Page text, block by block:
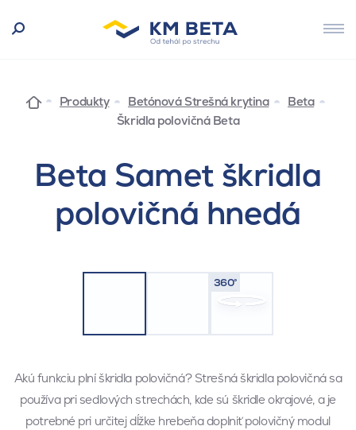
Produkty Betónová Strešná krytina
Beta
Škridla polovičná Beta
Beta Samet škridla
polovičná hnedá
360°
Akú funkciu plní škridla polovičná? Strešná škridla polovičná sa
používa pri sedlových strechách, kde sú škridle okrajové, a je
potrebné pri určitej dĺžke hrebeňa doplniť polovičný modul